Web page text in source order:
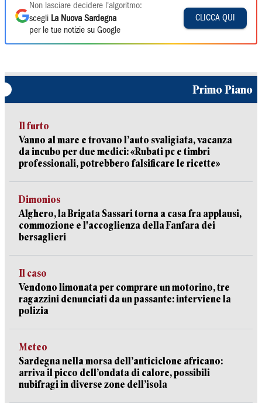
Non lasciare decidere l'algoritmo:
scegli La Nuova Sardegna
per le tue notizie su Google
CLICCA QUI
Primo Piano
Il furto
Vanno al mare e trovano l’auto svaligiata, vacanza
da incubo per due medici: «Rubati pc e timbri
professionali, potrebbero falsificare le ricette»
Dimonios
Alghero, la Brigata Sassari torna a casa fra applausi,
commozione e l'accoglienza della Fanfara dei
bersaglieri
Il caso
Vendono limonata per comprare un motorino, tre
ragazzini denunciati da un passante: interviene la
polizia
Meteo
Sardegna nella morsa dell’anticiclone africano:
arriva il picco dell’ondata di calore, possibili
nubifragi in diverse zone dell’isola